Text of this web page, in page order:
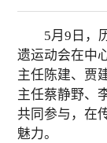
5月9日，
遗运动会在中
主任陈建、贾
主任蔡静野、
共同参与，在
魅力。